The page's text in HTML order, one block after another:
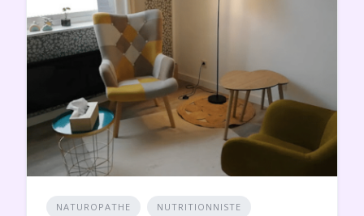
NATUROPATHE NUTRITIONNISTE